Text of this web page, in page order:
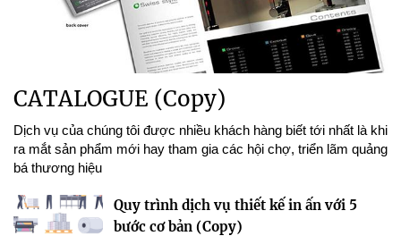
CATALOGUE (Copy)
Dịch vụ của chúng tôi được nhiều khách hàng biết tới nhất là khi
ra mắt sản phẩm mới hay tham gia các hội chợ, triển lãm quảng
bá thương hiệu
Quy trình dịch vụ thiết kế in ấn với 5
bước cơ bản (Copy)